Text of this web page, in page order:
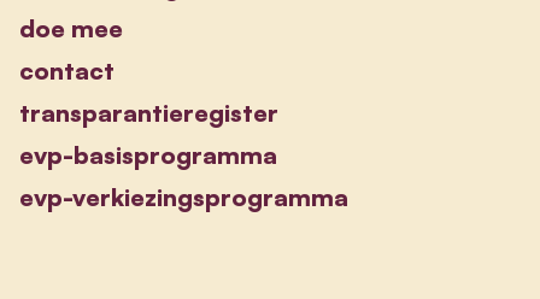
doe mee
contact
transparantieregister
evp-basisprogramma
evp-verkiezingsprogramma